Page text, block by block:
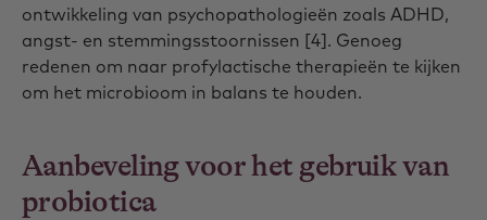
ontwikkeling van psychopathologieën zoals ADHD,
angst- en stemmingsstoornissen [4]. Genoeg
redenen om naar profylactische therapieën te kijken
om het microbioom in balans te houden.
Aanbeveling voor het gebruik van
probiotica